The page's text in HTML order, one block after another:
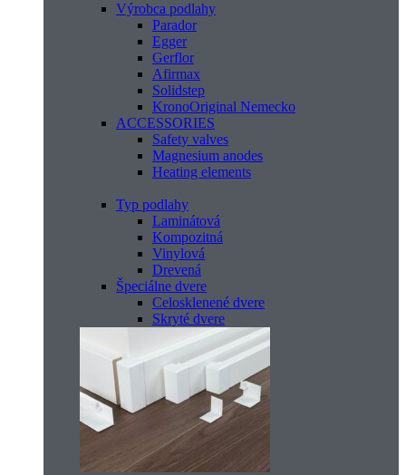
Výrobca podlahy
Parador
Egger
Gerflor
Afirmax
Solidstep
KronoOriginal Nemecko
ACCESSORIES
Safety valves
Magnesium anodes
Heating elements
Typ podlahy
Laminátová
Kompozitná
Vinylová
Drevená
Špeciálne dvere
Celosklenené dvere
Skryté dvere